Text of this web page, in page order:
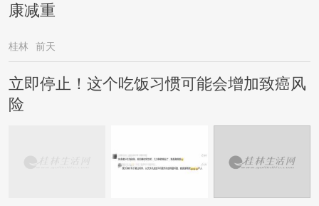
康减重
桂林 前天
立即停止！这个吃饭习惯可能会增加致癌风
险